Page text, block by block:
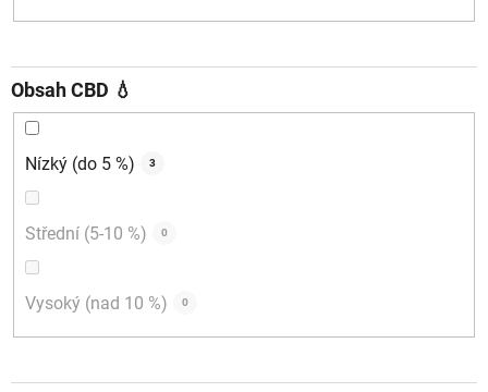
Obsah CBD 💧
Nízký (do 5 %) 3
Střední (5-10 %) 0
Vysoký (nad 10 %) 0